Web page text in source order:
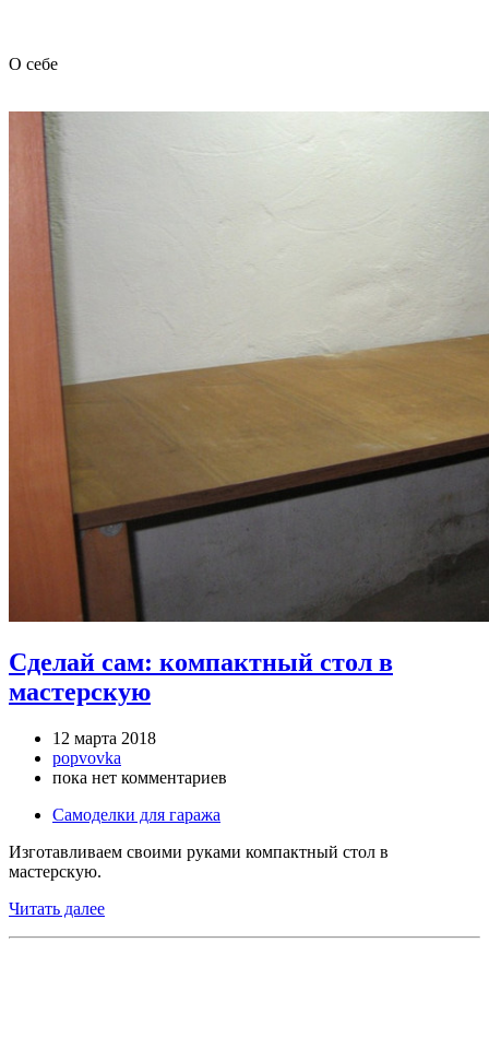
О себе
Сделай сам: компактный стол в
мастерскую
12 марта 2018
popvovka
пока нет комментариев
Самоделки для гаража
Изготавливаем своими руками компактный стол в
мастерскую.
Читать далее